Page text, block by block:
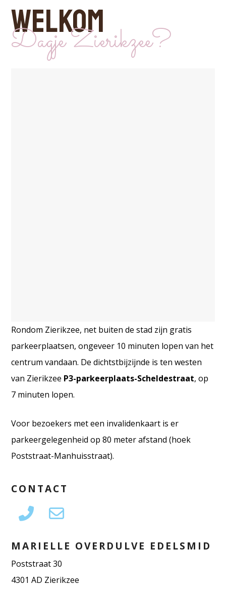
WELKOM
Dagje Zierikzee?
Rondom Zierikzee, net buiten de stad zijn gratis
parkeerplaatsen, ongeveer 10 minuten lopen van het
centrum vandaan. De dichtstbijzijnde is ten westen
van Zierikzee P3-parkeerplaats-Scheldestraat, op
7 minuten lopen.
Voor bezoekers met een invalidenkaart is er
parkeergelegenheid op 80 meter afstand (hoek
Poststraat-Manhuisstraat).
CONTACT
MARIELLE OVERDULVE EDELSMID
Poststraat 30
4301 AD Zierikzee